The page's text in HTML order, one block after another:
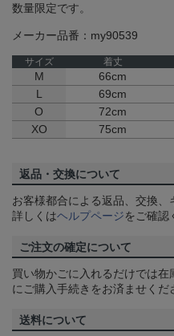
数量限定です。
メーカー品番：my90539
サイズ 着丈
M 66cm
L
69cm
O
72cm
XO
75cm
返品・交換について
お客様都合による返品、交換、
詳しくはヘルプページをご確認
ご注文の確定について
買い物かごに入れるだけでは
にご購入手続きをお済ませくだ
送料について